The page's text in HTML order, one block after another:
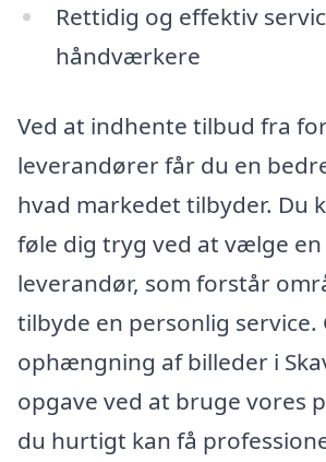
Rettidig og effektiv
håndværkere
Ved at indhente tilbud fra
leverandører får du en
hvad markedet tilbyder. Du
føle dig tryg ved at vælge en
leverandør, som forstår
tilbyde en personlig service.
ophængning af billeder i
opgave ved at bruge vores
du hurtigt kan få